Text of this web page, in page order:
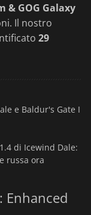
& GOG Galaxy
Il nostro
29
e Baldur's Gate I
di Icewind Dale:
russa ora
Enhanced